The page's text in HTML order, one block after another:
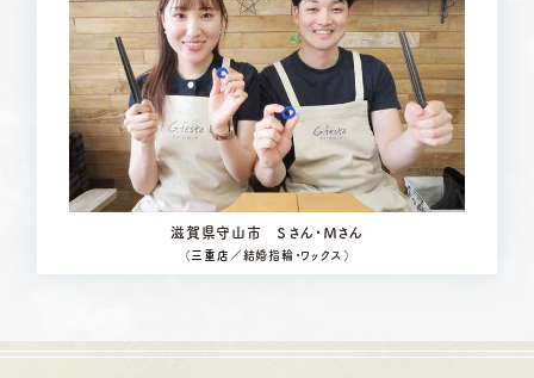
滋賀県守山市 Ｓさん・Ｍさん
（三重店 ／結婚指輪・ワックス）